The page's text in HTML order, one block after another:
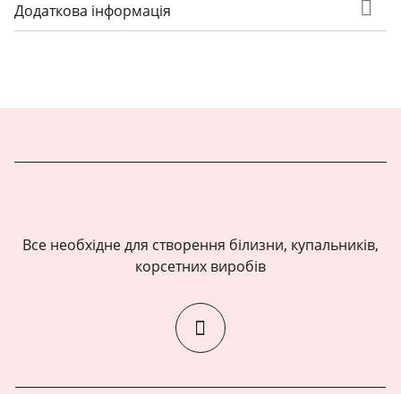
Додаткова інформація
Все необхідне для створення білизни, купальників,
корсетних виробів